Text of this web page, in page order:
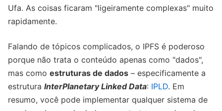
Ufa. As coisas ficaram "ligeiramente complexas" muito
rapidamente.
Falando de tópicos complicados, o IPFS é poderoso
porque não trata o conteúdo apenas como "dados",
mas como estruturas de dados – especificamente a
estrutura InterPlanetary Linked Data: IPLD. Em
resumo, você pode implementar qualquer sistema de